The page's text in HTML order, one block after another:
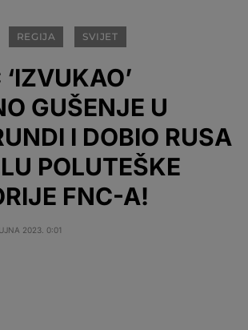
REGIJA SVIJET
GUŠENJE U
I DOBIO RUSA
POLUTEŠKE
FNC-A!
2023. 0:01